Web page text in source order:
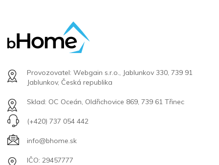
Provozovatel: Webgain s.r.o., Jablunkov 330, 739 91
Jablunkov, Česká republika
Sklad: OC Oceán, Oldřichovice 869, 739 61 Třinec
(+420) 737 054 442
info@bhome.sk
IČO: 29457777